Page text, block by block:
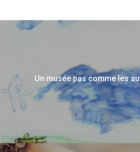
Un musée pas comme les